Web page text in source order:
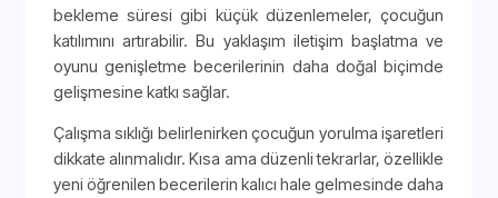
bekleme süresi gibi küçük düzenlemeler, çocuğun
katılımını artırabilir. Bu yaklaşım iletişim başlatma ve
oyunu genişletme becerilerinin daha doğal biçimde
gelişmesine katkı sağlar.
Çalışma sıklığı belirlenirken çocuğun yorulma işaretleri
dikkate alınmalıdır. Kısa ama düzenli tekrarlar, özellikle
yeni öğrenilen becerilerin kalıcı hale gelmesinde daha